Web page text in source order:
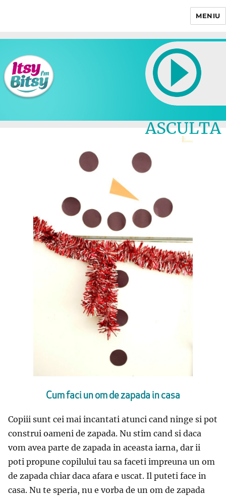
MENIU
ASCULTA
LIVE
Cum faci un om de zapada in casa
Copiii sunt cei mai incantati atunci cand ninge si pot
construi oameni de zapada. Nu stim cand si daca
vom avea parte de zapada in aceasta iarna, dar ii
poti propune copilului tau sa faceti impreuna un om
de zapada chiar daca afara e uscat. Il puteti face in
casa. Nu te speria, nu e vorba de un om de zapada